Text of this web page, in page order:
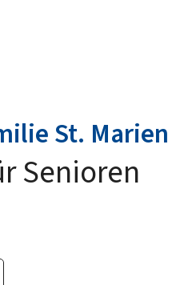
St. Marien
Senioren